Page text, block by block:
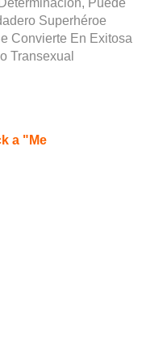
Superhéroe
Convierte En Exitosa
Transexual
a "Me